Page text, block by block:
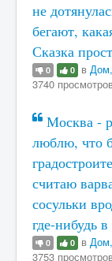
не
бегают,
Сказка
0 0 в
3740
Москва -
люблю, что
считаю
сосульки
где-нибудь
0 0 в
3753